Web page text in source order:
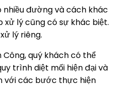
nhiều đường và cách khác
xử lý cũng có sự khác biệt.
lý riêng.
Công, quý khách có thể
trình diệt mối hiện đại và
với các bước thực hiện